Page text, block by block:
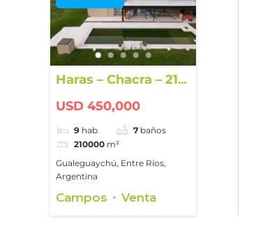
Haras – Chacra – 21
USD 450,000
9 hab 7 baños
210000 m²
Gualeguaychú, Entre Ríos,
Argentina
Campos Venta